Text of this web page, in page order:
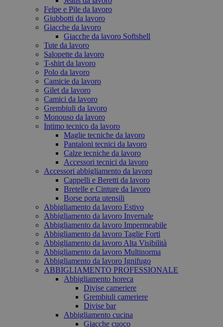
Felpe e Pile da lavoro
Giubbotti da lavoro
Giacche da lavoro
Giacche da lavoro Softshell
Tute da lavoro
Salopette da lavoro
T-shirt da lavoro
Polo da lavoro
Camicie da lavoro
Gilet da lavoro
Camici da lavoro
Grembiuli da lavoro
Monouso da lavoro
Intimo tecnico da lavoro
Maglie tecniche da lavoro
Pantaloni tecnici da lavoro
Calze tecniche da lavoro
Accessori tecnici da lavoro
Accessori abbigliamento da lavoro
Cappelli e Beretti da lavoro
Bretelle e Cinture da lavoro
Borse porta utensili
Abbigliamento da lavoro Estivo
Abbigliamento da lavoro Invernale
Abbigliamento da lavoro Impermeabile
Abbigliamento da lavoro Taglie Forti
Abbigliamento da lavoro Alta Visibilità
Abbigliamento da lavoro Multinorma
Abbigliamento da lavoro Ignifugo
ABBIGLIAMENTO PROFESSIONALE
Abbigliamento horeca
Divise cameriere
Grembiuli cameriere
Divise bar
Abbigliamento cucina
Giacche cuoco